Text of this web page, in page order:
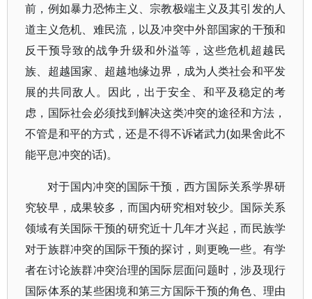
前，例如暴力恐怖主义、宗教极端主义及其引发的人
道主义危机、难民流，以及冲突中外部国家的干预和
反干预导致的战争升级和外溢等，这些危机超越民
族、超越国家、超越地缘边界，成为人类社会和平发
展的共同敌人。因此，出于安全、和平及稳定的考
虑，国际社会必须找到解决这类冲突的途径和方法，
不管是和平的方式，还是不得不诉诸武力(如果舍此不
能平息冲突的话)。
对于国内冲突的国际干预，西方国际关系学界研
究较早，成果较多，而国内研究相对较少。国际关系
领域有关国际干预的研究近十几年才兴起，而民族学
对于族群冲突的国际干预的探讨，则更晚一些。有学
者在讨论族群冲突治理的国际层面问题时，涉及现行
国际体系的某些困境和第三方国际干预的角色、理由